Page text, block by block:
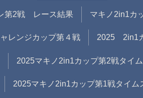
第2戦 レース結果 マキノ2in1カ
レンジカップ第４戦 2025 2in1
2025マキノ2in1カップ第2戦タイ
2025マキノ2in1カップ第1戦タイム